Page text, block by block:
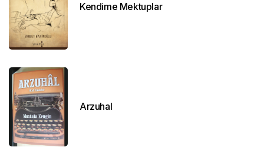
Kendime Mektuplar
Arzuhal